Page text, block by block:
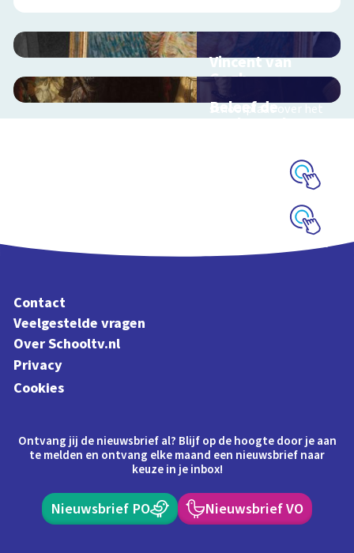
Vincent van
Gogh
Interactieve
schoolplaat over het
leven van Vincent van
Beleef de
Nachtwacht
Schoolplaat
Contact
Veelgestelde vragen
Over Schooltv.nl
Privacy
Cookies
Ontvang jij de nieuwsbrief al? Blijf op de hoogte door je aan
te melden en ontvang elke maand een nieuwsbrief naar
keuze in je inbox!
Nieuwsbrief PO Nieuwsbrief VO